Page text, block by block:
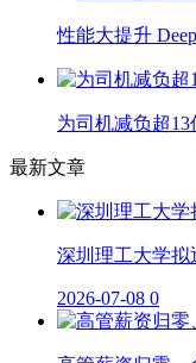
性能大提升
为司机减负超
最新文章
深圳理工大学
2026-07-08 0